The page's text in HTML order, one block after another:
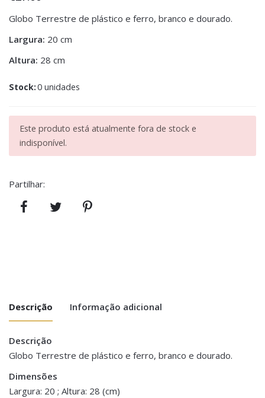
Globo Terrestre de plástico e ferro, branco e dourado.
Largura: 20 cm
Altura: 28 cm
Stock:0 unidades
Este produto está atualmente fora de stock e
indisponível.
Partilhar:
Descrição Informação adicional
Descrição
Globo Terrestre de plástico e ferro, branco e dourado.
Dimensões
Largura: 20 ; Altura: 28 (cm)
Peso 0.500 kg
Dimensões